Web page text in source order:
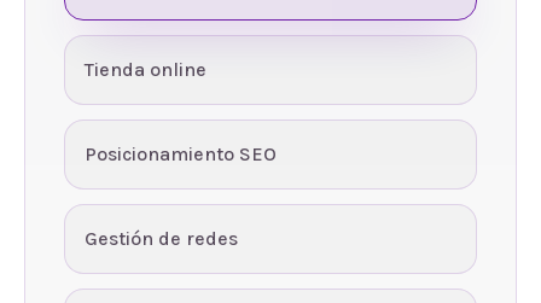
Tienda online
Posicionamiento SEO
Gestión de redes